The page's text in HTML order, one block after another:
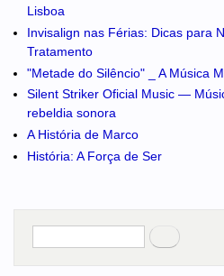
Lisboa
Invisalign nas Férias: Dicas para
Tratamento
"Metade do Silêncio" _ A Música
Silent Striker Oficial Music —
rebeldia sonora
A História de Marco
História: A Força de Ser
Pesquisar
no portal